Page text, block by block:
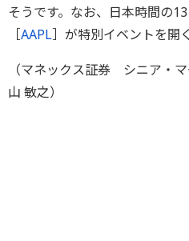
そうです。なお、日本時間の
［AAPL］が特別イベントを開
（マネックス証券 シニア・
山 敏之）